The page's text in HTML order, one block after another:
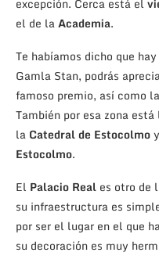
excepción. Cerca está el
el de laAcademia.
Te habíamos dicho que
Gamla Stan, podrás
famoso premio, así como
También por esa zona está
la Catedral de Estocolmo
Estocolmo.
El Palacio Real es otro de
su infraestructura es
por ser el lugar en el que
su decoración es muy